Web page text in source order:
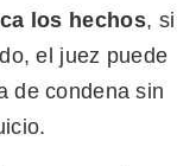
los hechos, si
el juez puede
de condena sin